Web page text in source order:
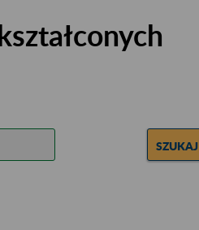
SZUKAJ